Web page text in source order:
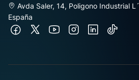
Avda Saler, 14, Poligono Industrial
España